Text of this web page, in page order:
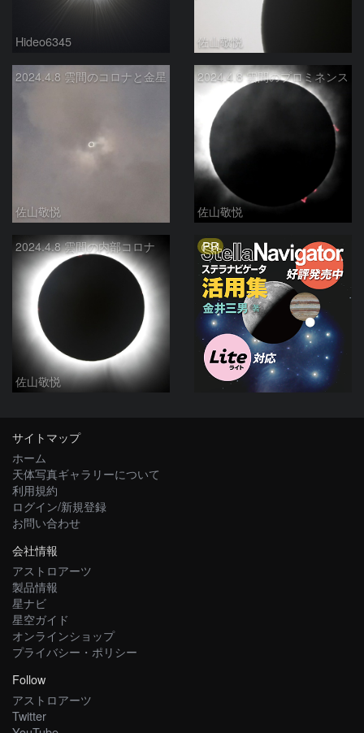
Hideo6345 佐山敬悦
2024.4.8 雲間のコロナと金星
佐山敬悦
2024.4.8 雲間のプロミネンス
佐山敬悦
2024.4.8 雲間の内部コロナ
佐山敬悦
PR
サイトマップ
ホーム
天体写真ギャラリーについて
利用規約
ログイン/新規登録
お問い合わせ
会社情報
アストロアーツ
製品情報
星ナビ
星空ガイド
オンラインショップ
プライバシー・ポリシー
Follow
アストロアーツ
Twitter